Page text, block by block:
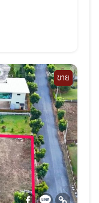
ขาย